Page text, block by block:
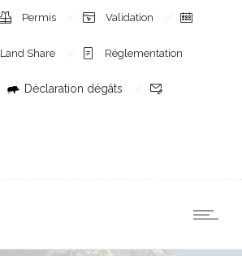
Permis Validation
Land Share Réglementation
Déclaration dégâts